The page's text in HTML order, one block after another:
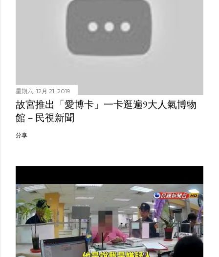
星期六, 12月 21, 2019
故宮推出「愛博卡」一卡逛遍9大人氣博物
館－民視新聞
分享